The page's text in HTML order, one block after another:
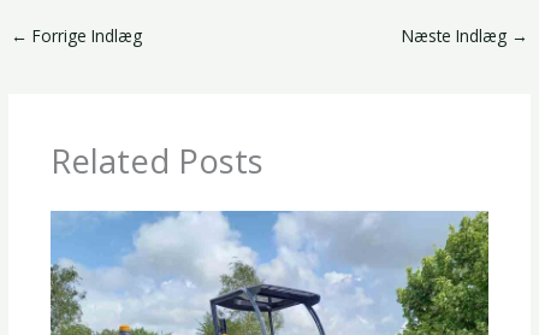
← Forrige Indlæg Næste Indlæg →
Related Posts